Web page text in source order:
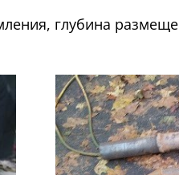
глубина